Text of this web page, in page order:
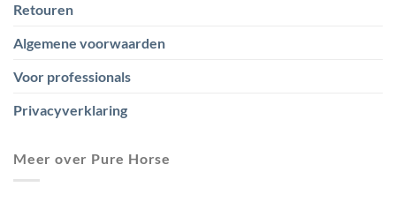
Retouren
Algemene voorwaarden
Voor professionals
Privacyverklaring
Meer over Pure Horse